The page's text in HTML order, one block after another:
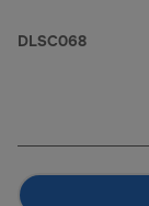
DLSC068